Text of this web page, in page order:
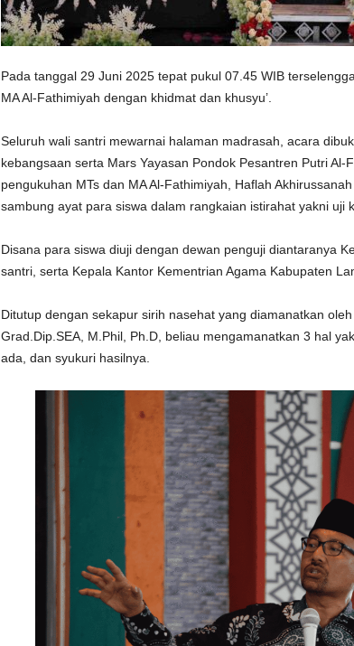
Pada tanggal 29 Juni 2025 tepat pukul 07.45 WIB
MA Al-Fathimiyah dengan khidmat dan khusyu’.
Seluruh wali santri mewarnai halaman madrasah, acara
kebangsaan serta Mars Yayasan Pondok Pesantren Putri Al-
pengukuhan MTs dan MA Al-Fathimiyah, Haflah
sambung ayat para siswa dalam rangkaian istirahat yakni uji
Disana para siswa diuji dengan dewan penguji diantaranya
santri, serta Kepala Kantor Kementrian Agama Kabupaten
Ditutup dengan sekapur sirih nasehat yang diamanatkan
Grad.Dip.SEA, M.Phil, Ph.D, beliau mengamanatkan 3 hal
ada, dan syukuri hasilnya.